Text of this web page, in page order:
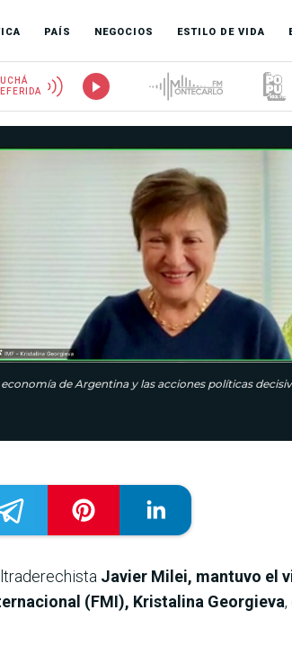
PAÍS NEGOCIOS ESTILO DE VIDA
de Argentina y las acciones políticas
Javier Milei, mantuvo el
(FMI), Kristalina Georgieva